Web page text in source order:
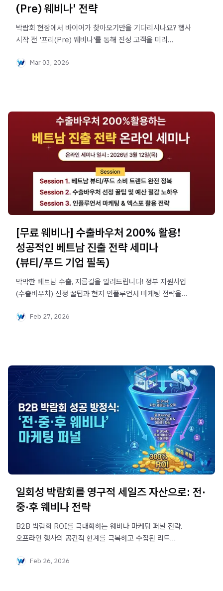
(Pre) 웨비나' 전략
박람회 현장에서 바이어가 찾아오기만을 기다리시나요? 행사
시작 전 '프리(Pre) 웨비나'를 통해 진성 고객을 미리
보세요. 확실한 세일즈 파이프라인 구축 노하우를 공개합니다
Mar 03, 2026
[무료 웨비나] 수출바우처 200% 활용!
성공적인 베트남 진출 전략 세미나
(뷰티/푸드 기업 필독)
막막한 베트남 수출, 지름길을 알려드립니다! 정부 지원사업
(수출바우처) 선정 꿀팁과 현지 인플루언서 마케팅 전략을
Feb 27, 2026
일회성 박람회를 영구적 세일즈 자산으로: 전·
중·후 웨비나 전략
B2B 박람회 ROI를 극대화하는 웨비나 마케팅 퍼널 전략.
오프라인 행사의 공간적 한계를 극복하고 수집된 리드
파이프라인 구축 방법을 확인하세요.
Feb 26, 2026